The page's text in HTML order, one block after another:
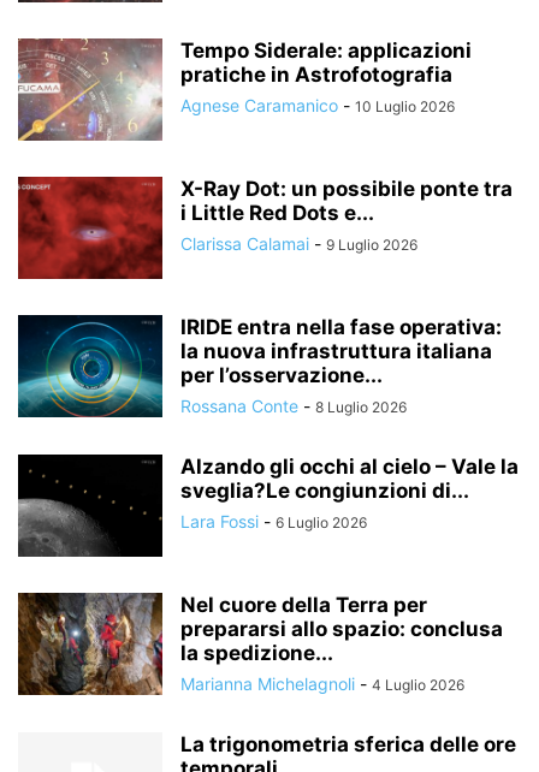
Tempo Siderale: applicazioni
pratiche in Astrofotografia
Agnese Caramanico - 10 Luglio 2026
X-Ray Dot: un possibile ponte tra
i Little Red Dots e...
Clarissa Calamai - 9 Luglio 2026
IRIDE entra nella fase operativa:
la nuova infrastruttura italiana
per l’osservazione...
Rossana Conte - 8 Luglio 2026
Alzando gli occhi al cielo – Vale la
sveglia?Le congiunzioni di...
Lara Fossi - 6 Luglio 2026
Nel cuore della Terra per
prepararsi allo spazio: conclusa
la spedizione...
Marianna Michelagnoli - 4 Luglio 2026
La trigonometria sferica delle ore